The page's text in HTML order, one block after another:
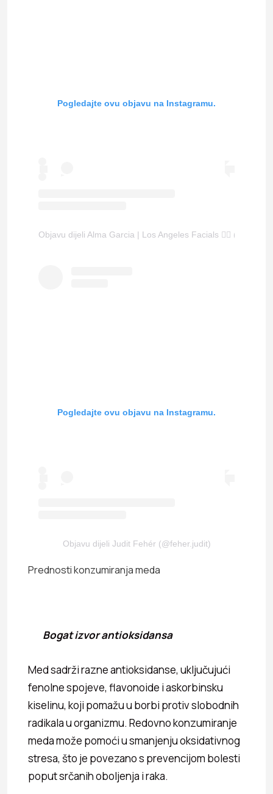
Pogledajte ovu objavu na Instagramu.
Objavu dijeli Alma Garcia | Los Angeles Facials 🧖‍♀️
Pogledajte ovu objavu na Instagramu.
Objavu dijeli Judit Fehér (@feher.judit)
Prednosti konzumiranja meda
Bogat izvor antioksidansa
Med sadrži razne antioksidanse, uključujući
fenolne spojeve, flavonoide i askorbinsku
kiselinu, koji pomažu u borbi protiv slobodnih
radikala u organizmu. Redovno konzumiranje
meda može pomoći u smanjenju oksidativnog
stresa, što je povezano s prevencijom bolesti
poput srčanih oboljenja i raka.